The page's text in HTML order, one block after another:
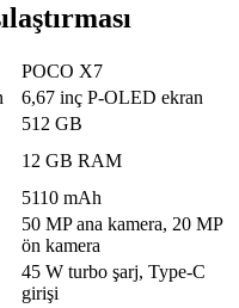
POCO X7
6,67 inç P-OLED ekran
512 GB
12 GB RAM
5110 mAh
50 MP ana kamera, 20 MP
ön kamera
45 W turbo şarj, Type-C
girişi